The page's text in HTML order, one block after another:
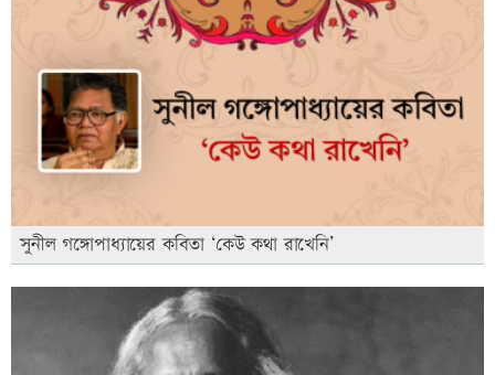
সুনীল গঙ্গোপাধ্যায়ের কবিতা ‘কেউ কথা রাখেনি’